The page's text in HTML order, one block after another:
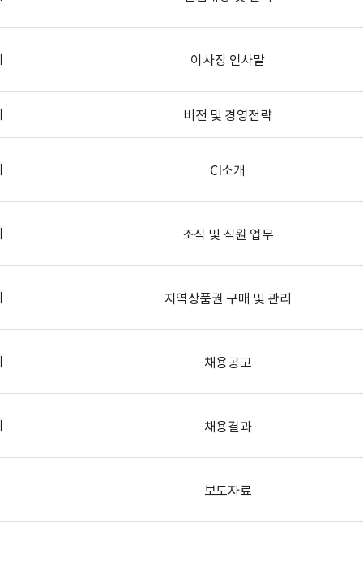
이사장 인사말
비전 및 경영전략
CI소개
조직 및 직원 업무
지역상품권 구매 및 관리
채용공고
채용결과
보도자료